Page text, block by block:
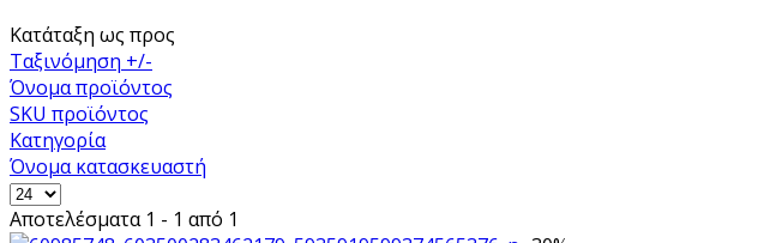
Κατάταξη ως προς
Ταξινόμηση +/-
Όνομα προϊόντος
SKU προϊόντος
Κατηγορία
Όνομα κατασκευαστή
Αποτελέσματα 1 - 1 από 1